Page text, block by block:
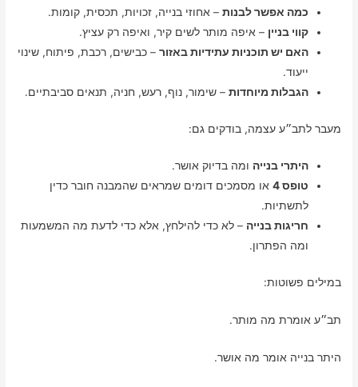
כמה אפשר לבנות – אחוזי בנייה, זכויות, תכסית, קומות.
קווי בניין – איפה מותר לשים קיר, ואיפה רק עציץ.
האם יש תוכניות עתידיות באזור – כבישים, רכבת, פיתוח, שינוי
ייעוד.
הגבלות מיוחדות – שימור, נוף, רעש, חניה, תנאים סביבתיים.
מעבר לתב״ע עצמה, בודקים גם:
היתרי בנייה ומה בדיוק אושר.
טופס 4
או מסמכים דומים שמראים שהמבנה חובר כדין
לתשתיות.
חריגות בנייה – לא כדי להילחץ, אלא כדי לדעת מה המשמעות
ומה הפתרון.
במילים פשוטות:
תב״ע אומרת מה מותר.
היתר בנייה אומר מה אושר.